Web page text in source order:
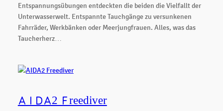
Entspannungsübungen entdeckten die beiden die Vielfallt der
Unterwasserwelt. Entspannte Tauchgänge zu versunkenen
Fahrräder, Werkbänken oder Meerjungfrauen. Alles, was das
Taucherherz…
AIDA2 Freediver